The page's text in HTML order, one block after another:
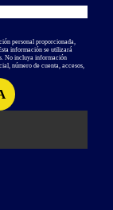
personal proporcionada,
información se utilizará
No incluya información
número de cuenta, accesos,